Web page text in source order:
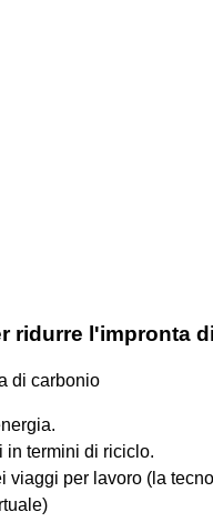
ridurre l'impronta
di carbonio
in termini di riciclo.
viaggi per lavoro (la